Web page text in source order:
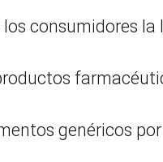
consumidores
genéricos